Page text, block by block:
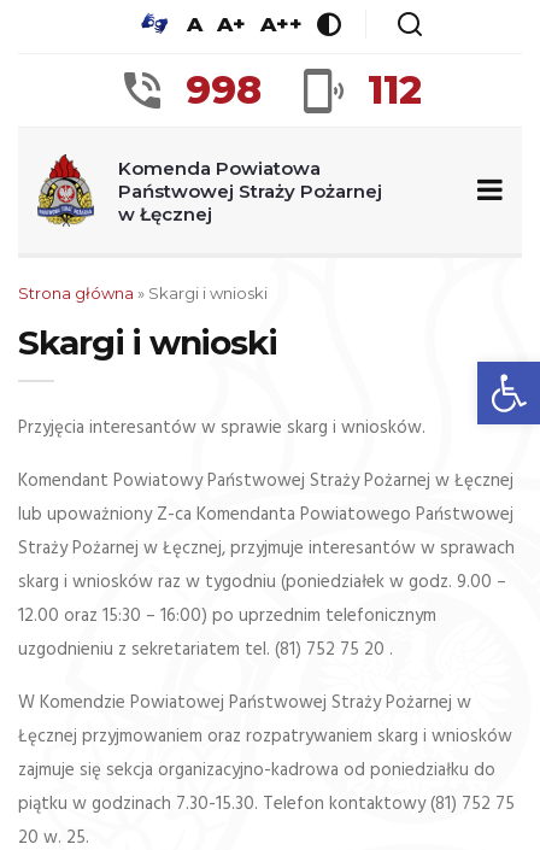
A A+ A++
998 112
Komenda Powiatowa
Państwowej Straży Pożarnej
w Łęcznej
Strona główna » Skargi i wnioski
Skargi i wnioski
Przyjęcia interesantów w sprawie skarg i wniosków.
Komendant Powiatowy Państwowej Straży Pożarnej w Łęcznej
lub upoważniony Z-ca Komendanta Powiatowego Państwowej
Straży Pożarnej w Łęcznej, przyjmuje interesantów w sprawach
skarg i wniosków raz w tygodniu (poniedziałek w godz. 9.00 –
12.00 oraz 15:30 – 16:00) po uprzednim telefonicznym
uzgodnieniu z sekretariatem tel. (81) 752 75 20 .
W Komendzie Powiatowej Państwowej Straży Pożarnej w
Łęcznej przyjmowaniem oraz rozpatrywaniem skarg i wniosków
zajmuje się sekcja organizacyjno-kadrowa od poniedziałku do
piątku w godzinach 7.30-15.30. Telefon kontaktowy (81) 752 75
20 w. 25.